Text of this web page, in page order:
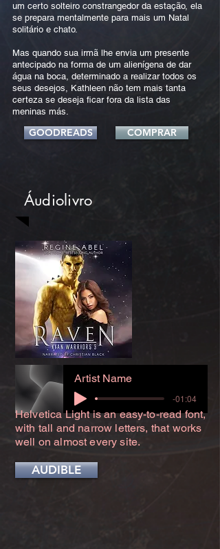
um certo solteiro constrangedor da estação, ela
se prepara mentalmente para mais um Natal
solitário e chato.
Mas quando sua irmã lhe envia um presente
antecipado na forma de um alienígena de dar
água na boca, determinado a realizar todos os
seus desejos, Kathleen não tem mais tanta
certeza se deseja ficar fora da lista das
meninas más.
GOODREADS COMPRAR
Áudiolivro
Artist Name
-01:04
Helvetica Light is an easy-to-read font,
with tall and narrow letters, that works
well on almost every site.
AUDIBLE